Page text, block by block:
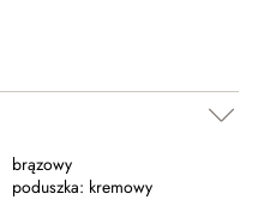
brązowy
poduszka: kremowy